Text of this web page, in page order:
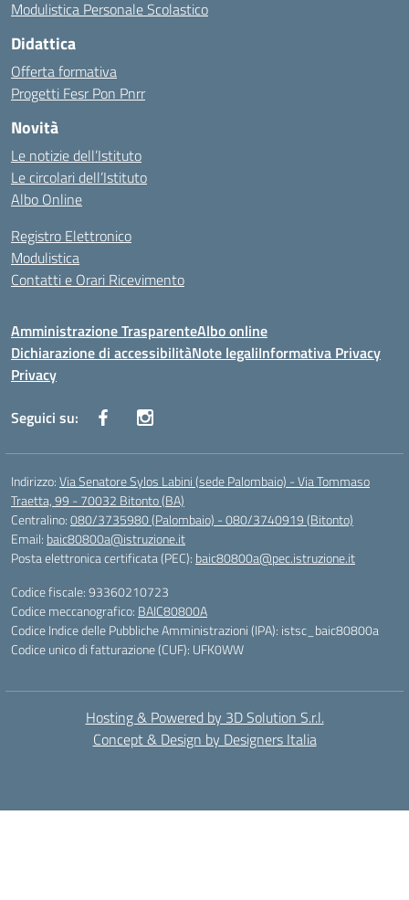
Modulistica Personale Scolastico
Didattica
Offerta formativa
Progetti Fesr Pon Pnrr
Novità
Le notizie dell’Istituto
Le circolari dell’Istituto
Albo Online
Registro Elettronico
Modulistica
Contatti e Orari Ricevimento
Amministrazione TrasparenteAlbo online
Dichiarazione di accessibilitàNote legaliInformativa Privacy
Privacy
Seguici su:
Indirizzo:Via Senatore Sylos Labini (sede Palombaio) - Via Tommaso
Traetta, 99 - 70032 Bitonto (BA)
Centralino:080/3735980 (Palombaio) - 080/3740919 (Bitonto)
Email: baic80800a@istruzione.it
Posta elettronica certificata (PEC): baic80800a@pec.istruzione.it
Codice fiscale: 93360210723
Codice meccanografico: BAIC80800A
Codice Indice delle Pubbliche Amministrazioni (IPA): istsc_baic80800a
Codice unico di fatturazione (CUF): UFK0WW
Hosting & Powered by 3D Solution S.r.l.
Concept & Design by Designers Italia